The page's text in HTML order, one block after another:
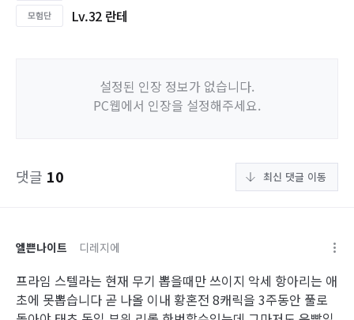
Lv.32 란테
설정된 인장 정보가 없습니다.
PC웹에서 인장을 설정해주세요.
댓글 10 최신 댓글 이동
엘쁜나이트 디레지에
프라임 스텔라는 현재 무기 뽑을때만 쓰이지 악세 항아리는 애
초에 못뽑습니다 곧 나올 이내 황혼전 8캐릭을 3주동안 풀로